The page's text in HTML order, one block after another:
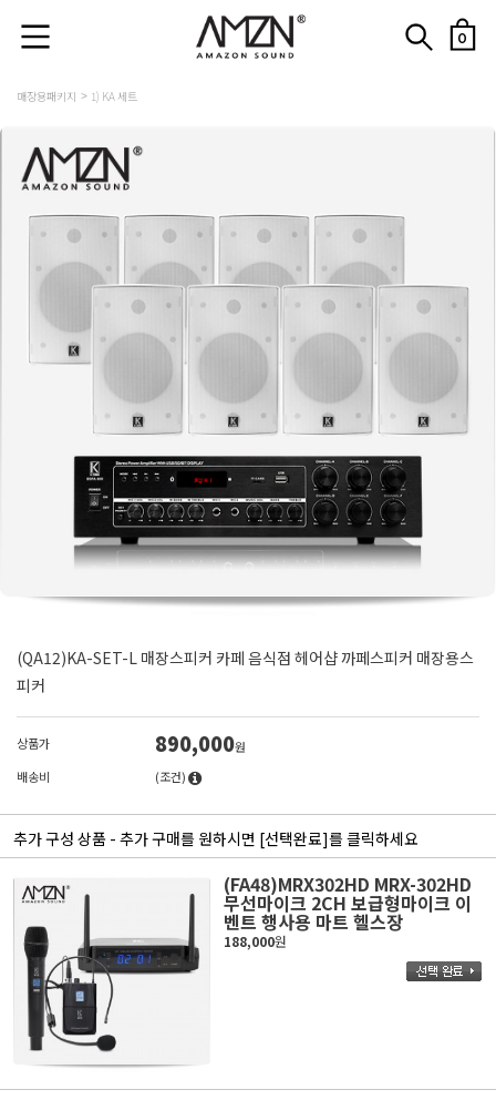
0
매장용패키지 1) KA 세트
(QA12)KA-SET-L 매장스피커 카페 음식점 헤어샵 까페스피커 매장용스
피커
상품가 890,000원
배송비
(조건)
추가 구성 상품 - 추가 구매를 원하시면 [선택완료]를 클릭하세요
(FA48)MRX302HD MRX-302HD
무선마이크 2CH 보급형마이크 이
벤트 행사용 마트 헬스장
188,000원